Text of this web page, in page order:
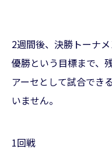
2週間後、決勝トーナ
優勝という目標まで、
アーセとして試合でき
いません。
1回戦